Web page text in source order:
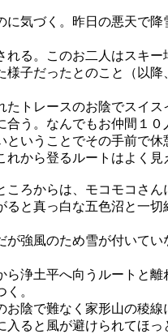
に気づく。昨日の悪天で
れる。このお二人はスキ
様子だったとのこと（以
たトレースのお陰でスイス
合う。なんでもお仲間１
ということでその手前で休
れから登るルートはよく見
ころからは、モコモコさ
ると真っ白な五色沼と一
が強風のため雪が付いて
ら浄土平へ向うルートと
。
お陰で難なく家形山の稜線
入ると風が避けられてほっ